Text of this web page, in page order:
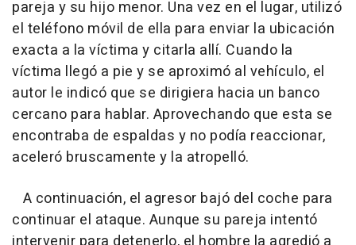
pareja y su hijo menor. Una vez en el lugar, utilizó
el teléfono móvil de ella para enviar la ubicación
exacta a la víctima y citarla allí. Cuando la
víctima llegó a pie y se aproximó al vehículo, el
autor le indicó que se dirigiera hacia un banco
cercano para hablar. Aprovechando que esta se
encontraba de espaldas y no podía reaccionar,
aceleró bruscamente y la atropelló.
A continuación, el agresor bajó del coche para
continuar el ataque. Aunque su pareja intentó